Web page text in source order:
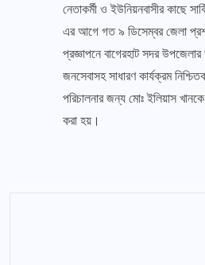
নেতাকর্মী ও ইউনিয়নবাসীর কাছে
এর আগে গত ৯ ডিসেম্বর জেলা
প্রজ্ঞাপনে বাগেরহাট সদর উপজেলার
জনসেবাসহ সাধারণ কার্যক্রম
পরিচালনার জন্য মোঃ ইলিয়াস
করা হয়।